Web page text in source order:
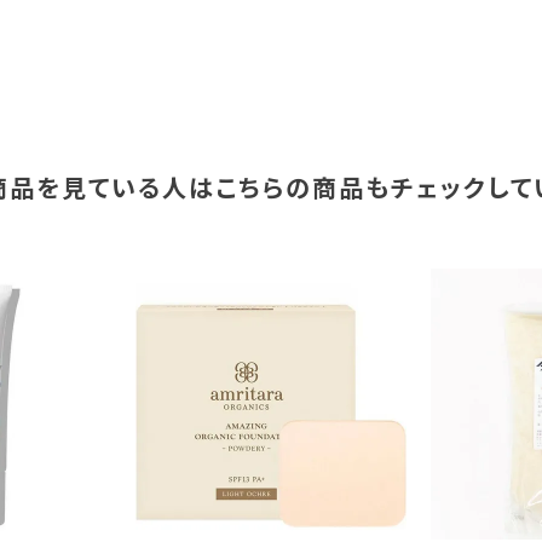
品を見ている人はこちらの商品もチェックし